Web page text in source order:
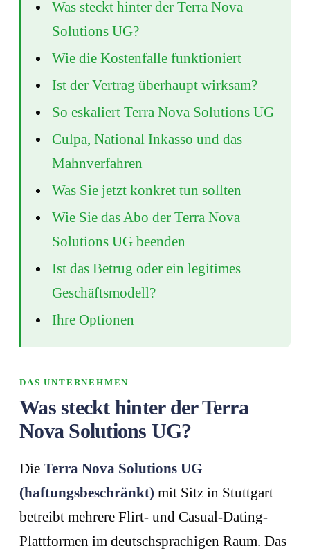
Was steckt hinter der Terra Nova
Solutions UG?
Wie die Kostenfalle funktioniert
Ist der Vertrag überhaupt wirksam?
So eskaliert Terra Nova Solutions UG
Culpa, National Inkasso und das
Mahnverfahren
Was Sie jetzt konkret tun sollten
Wie Sie das Abo der Terra Nova
Solutions UG beenden
Ist das Betrug oder ein legitimes
Geschäftsmodell?
Ihre Optionen
DAS UNTERNEHMEN
Was steckt hinter der Terra
Nova Solutions UG?
Die Terra Nova Solutions UG
(haftungsbeschränkt) mit Sitz in Stuttgart
betreibt mehrere Flirt- und Casual-Dating-
Plattformen im deutschsprachigen Raum. Das